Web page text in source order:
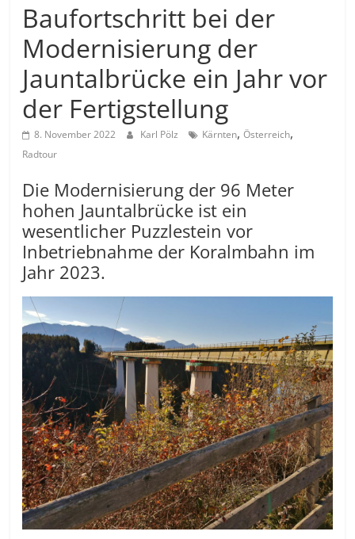
Baufortschritt bei der
Modernisierung der
Jauntalbrücke ein Jahr vor
der Fertigstellung
8. November 2022 Karl Pölz Kärnten,Österreich,
Radtour
Die Modernisierung der 96 Meter
hohen Jauntalbrücke ist ein
wesentlicher Puzzlestein vor
Inbetriebnahme der Koralmbahn im
Jahr 2023.